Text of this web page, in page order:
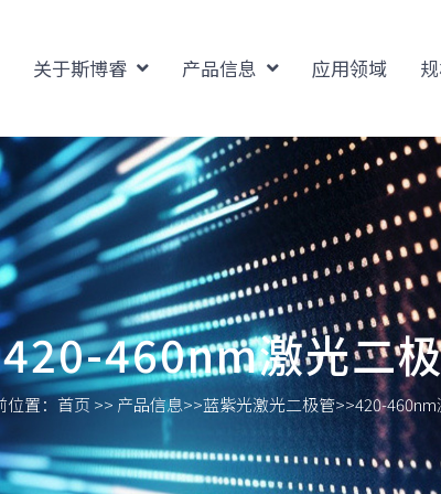
关于斯博睿 产品信息 应用领域
420-460nm激光二
置： 首页 >> 产品信息>>蓝紫光激光二极管>>420-